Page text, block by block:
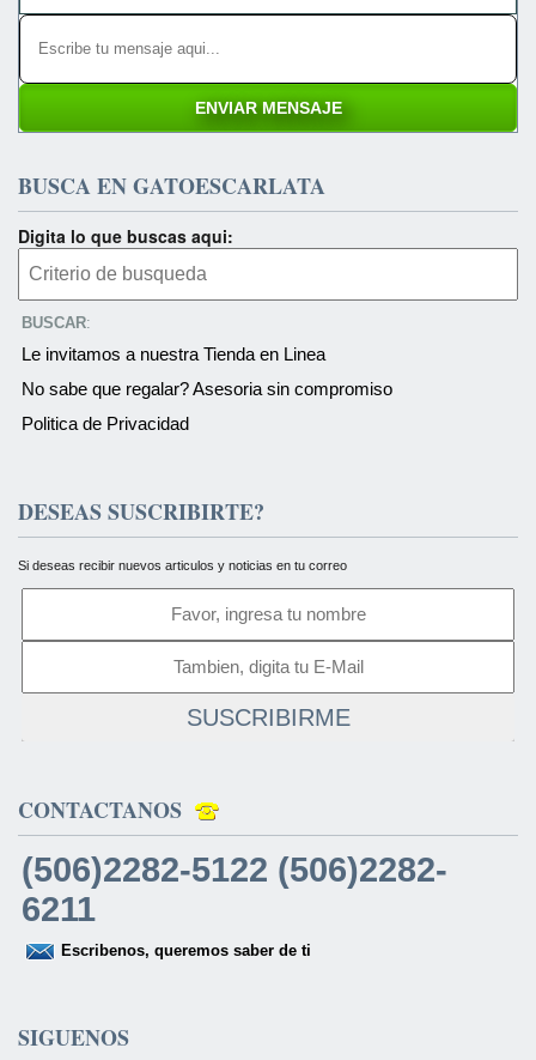
BUSCA EN GATOESCARLATA
Digita lo que buscas aqui:
BUSCAR:
Le invitamos a nuestra Tienda en Linea
No sabe que regalar? Asesoria sin compromiso
Politica de Privacidad
DESEAS SUSCRIBIRTE?
Si deseas recibir nuevos articulos y noticias en tu correo
SUSCRIBIRME
CONTACTANOS
(506)2282-5122 (506)2282-
6211
Escribenos, queremos saber de ti
SIGUENOS